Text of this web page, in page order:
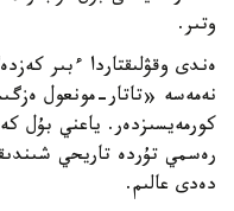
وتىر.
ەندى وقۋلىقتاردا ءبىر
نەمەسە «تاتار-مونعول
كورمەيسىزدەر. ياعني بۇل
رەسمي تۇردە تاريحي
دەدى عالىم.